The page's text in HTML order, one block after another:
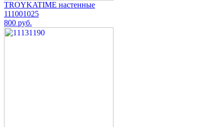
TROYKATIME настенные
111001025
800 руб.